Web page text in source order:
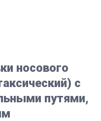
носового
с
путями,